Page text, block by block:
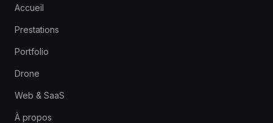
Accueil
Prestations
Portfolio
Drone
Web & SaaS
À propos